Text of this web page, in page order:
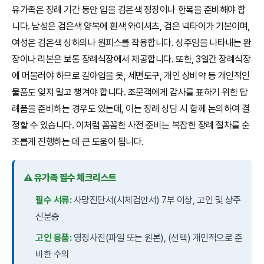
유가족은 장례 기간 동안 입을 검은색 정장이나 한복을 준비해야 합
니다. 남성은 검은색 양복에 흰색 와이셔츠, 검은 넥타이가 기본이며,
여성은 검은색 상하의나 원피스를 착용합니다. 상주임을 나타내는 완
장이나 리본은 보통 장례식장에서 제공합니다. 또한, 3일간 장례식장
에 머물러야 하므로 갈아입을 옷, 세면도구, 개인 상비약 등 개인적인
물품도 잊지 말고 챙겨야 합니다. 조문객에게 감사를 표하기 위한 답
례품을 준비하는 경우도 있는데, 이는 장례 상담 시 함께 논의하여 결
정할 수 있습니다. 이처럼 꼼꼼한 사전 준비는 복잡한 장례 절차를 순
조롭게 진행하는 데 큰 도움이 됩니다.
⚠️ 유가족 필수 체크리스트
필수 서류:사망진단서(시체검안서) 7부 이상, 고인 및 상주
신분증
고인 용품:영정사진(파일 또는 원본), (선택) 개인적으로 준
비한 수의